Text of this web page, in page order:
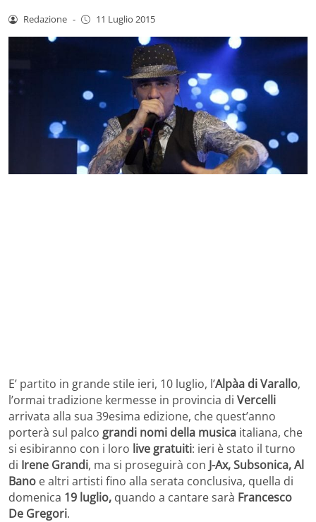
Redazione - 11 Luglio 2015
E’ partito in grande stile ieri, 10 luglio, l’Alpàa di Varallo,
l’ormai tradizione kermesse in provincia di Vercelli
arrivata alla sua 39esima edizione, che quest’anno
porterà sul palco grandi nomi della musica italiana, che
si esibiranno con i loro live gratuiti: ieri è stato il turno
di Irene Grandi, ma si proseguirà con J-Ax, Subsonica, Al
Bano e altri artisti fino alla serata conclusiva, quella di
domenica 19 luglio, quando a cantare sarà Francesco
De Gregori.